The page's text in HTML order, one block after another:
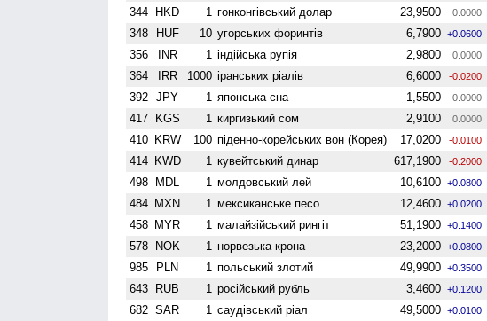
344 HKD 1 гонконгівський долар 23,9500 0.0000
348 HUF 10 угорських форинтів 6,7900 +0.0600
356 INR 1 індійська рупія 2,9800 0.0000
364 IRR 1000 іранських ріалів 6,6000 -0.0200
392 JPY 1 японська єна 1,5500 0.0000
417 KGS 1 киргизький сом 2,9100 0.0000
410 KRW 100 піденно-корейських вон (Корея) 17,0200 -0.0100
414 KWD 1 кувейтський динар 617,1900 -0.2000
498 MDL 1 молдовський лей 10,6100 +0.0800
484 MXN 1 мексиканське песо 12,4600 +0.0200
458 MYR 1 малайзійський рингіт 51,1900 +0.1400
578 NOK 1 норвезька крона 23,2000 +0.0800
985 PLN 1 польський злотий 49,9900 +0.3500
643 RUB 1 російський рубль 3,4600 +0.1200
682 SAR 1 саудівський ріал 49,5000 +0.0100